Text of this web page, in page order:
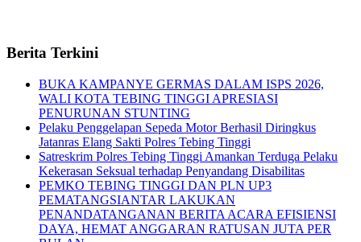
Berita Terkini
BUKA KAMPANYE GERMAS DALAM ISPS 2026,
WALI KOTA TEBING TINGGI APRESIASI
PENURUNAN STUNTING
Pelaku Penggelapan Sepeda Motor Berhasil Diringkus
Jatanras Elang Sakti Polres Tebing Tinggi
Satreskrim Polres Tebing Tinggi Amankan Terduga Pelaku
Kekerasan Seksual terhadap Penyandang Disabilitas
PEMKO TEBING TINGGI DAN PLN UP3
PEMATANGSIANTAR LAKUKAN
PENANDATANGANAN BERITA ACARA EFISIENSI
DAYA, HEMAT ANGGARAN RATUSAN JUTA PER